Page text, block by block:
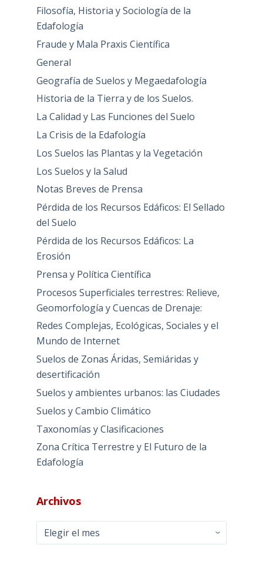
Filosofía, Historia y Sociología de la
Edafología
Fraude y Mala Praxis Científica
General
Geografía de Suelos y Megaedafología
Historia de la Tierra y de los Suelos.
La Calidad y Las Funciones del Suelo
La Crisis de la Edafología
Los Suelos las Plantas y la Vegetación
Los Suelos y la Salud
Notas Breves de Prensa
Pérdida de los Recursos Edáficos: El Sellado
del Suelo
Pérdida de los Recursos Edáficos: La
Erosión
Prensa y Política Científica
Procesos Superficiales terrestres: Relieve,
Geomorfología y Cuencas de Drenaje:
Redes Complejas, Ecológicas, Sociales y el
Mundo de Internet
Suelos de Zonas Áridas, Semiáridas y
desertificación
Suelos y ambientes urbanos: las Ciudades
Suelos y Cambio Climático
Taxonomías y Clasificaciones
Zona Crítica Terrestre y El Futuro de la
Edafología
Archivos
Archivos